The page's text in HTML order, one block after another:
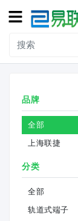
品牌
全部
上海联捷
分类
全部
轨道式端子